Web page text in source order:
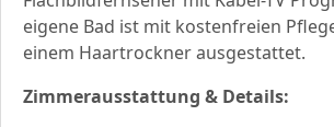
eigene Bad ist mit kostenfreien
einem Haartrockner ausgestattet.
Zimmerausstattung & Details: